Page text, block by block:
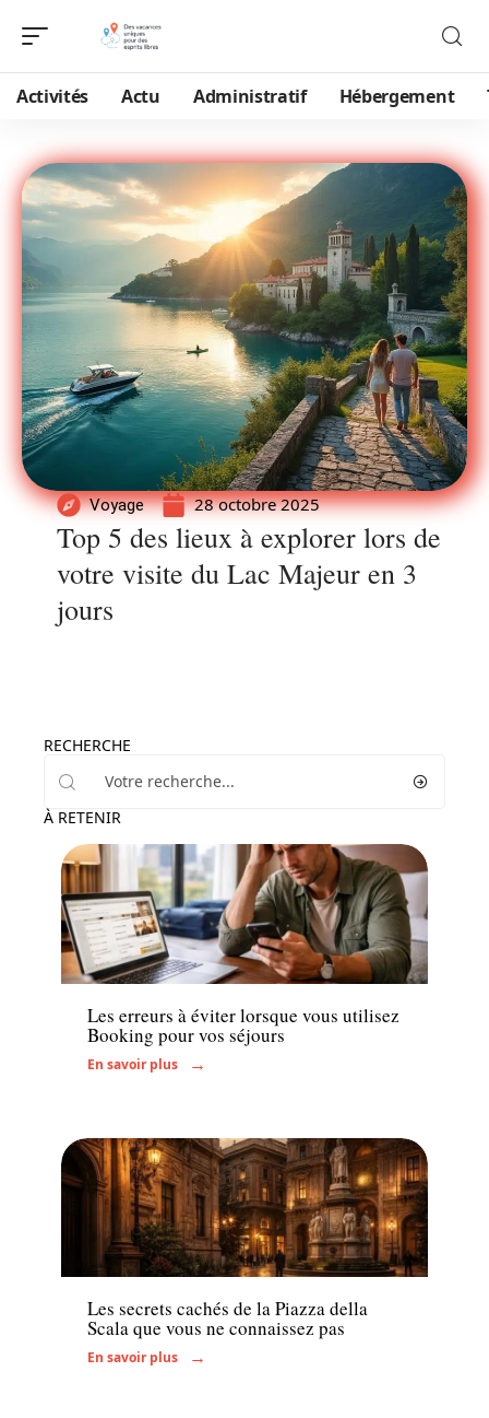
Activités Actu Administratif Hébergement
Voyage 28 octobre 2025
Top 5 des lieux à explorer lors de
votre visite du Lac Majeur en 3
jours
RECHERCHE
À RETENIR
Actu
Les erreurs à éviter lorsque vous utilisez
Booking pour vos séjours
En savoir plus
Actu
Les secrets cachés de la Piazza della
Scala que vous ne connaissez pas
En savoir plus